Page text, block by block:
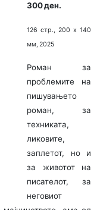
300 ден.
126 стр., 200 х 140
мм, 2025
Роман за
проблемите на
пишувањето
роман, за
техниката,
ликовите,
заплетот, но и
за животот на
писателот, за
неговиот